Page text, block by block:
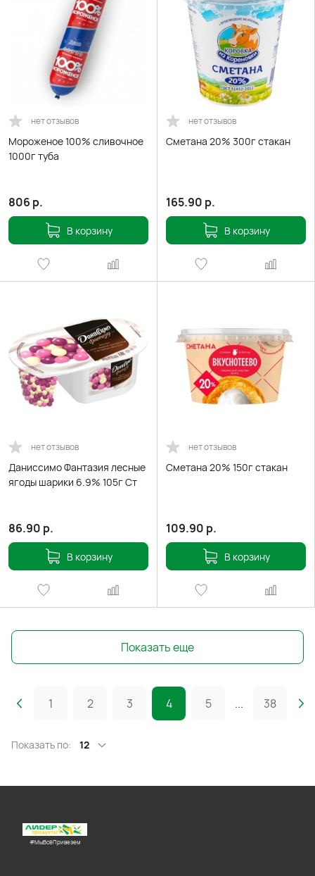
нет отзывов
Мороженое 100% сливочное
1000г туба
806 р.
В корзину
нет отзывов
Сметана 20% 300г стакан
165.90 р.
В корзину
нет отзывов
Даниссимо Фантазия лесные
ягоды шарики 6.9% 105г Ст
86.90 р.
В корзину
нет отзывов
Сметана 20% 150г стакан
109.90 р.
В корзину
Показать еще
1 2 3 4 5 ... 38
Показать по: 12
#МыВсёПривезем